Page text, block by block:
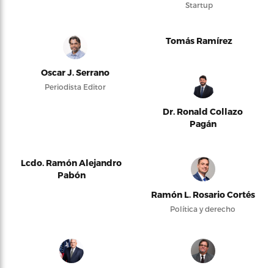
Startup
Oscar J. Serrano
Periodista Editor
Tomás Ramírez
Dr. Ronald Collazo
Pagán
Lcdo. Ramón Alejandro
Pabón
Ramón L. Rosario Cortés
Política y derecho